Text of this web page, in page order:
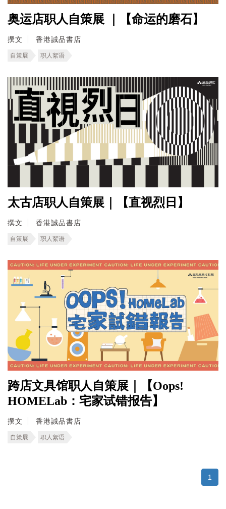
奥运店职人自策展 ｜【命运的磨石】
撰文 香港誠品書店
自策展 职人絮语
太古店职人自策展｜【直视烈日】
撰文 香港誠品書店
自策展 职人絮语
跨店文具馆职人自策展｜【Oops!
HOMELab：宅家试错报告】
撰文 香港誠品書店
自策展 职人絮语
1